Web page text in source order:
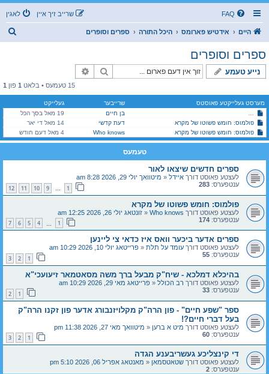
FAQ לאגין שרייב זיך איין
היים אידטיש פארומס היכל התורה ספרים וסופרים
ספרים וסופרים
נייע טעמע זוך
15 טעמעס • בלאט 1 פון 1
מערסט געלייקטע פאוסטס שרייבער
געלייקט
ספר "שפע חיים" - פון הרה"ק מקלויזנבורג אדער פון זקנו הרה"ק בעל דברי חיים?!
בן חיים
19 מאל בסך הכל
פולמוס: חומש פשוטו של מקרא
דעת קדשי
14 מאל די יאר
פולמוס: חומש פשוטו של מקרא
Who knows 4 מאל דעם חודש
טעמעס
ספרים חדשים שיצאו לאור
לעצטע פאוסט דורך איידל « מיטוואך יולי 29, 2026 8:28 am
ענטפערס: 283
1
…
9
10
11
12
פולמוס: חומש פשוטו של מקרא
לעצטע פאוסט דורך Who knows
« זונטאג יולי 26, 2026 12:25 am
ענטפערס: 174
1
4
5
6
7
ספרים אדער ביכער וואס איז כדאי צי ליינען
לעצטע פאוסט דורך עומד על תלת « פרייטאג יולי 10, 2026 10:29 am
ענטפערס: 55
1
2
3
בהיכלא דמלכא - שיח"ק מבעל ברך משה מסאטמאר זיעועכי"א
לעצטע פאוסט דורך רב הכולל « פרייטאג מאי 29, 2026 10:29 am
ענטפערס: 33
1
2
ספר "שפע חיים" - פון הרה"ק מקלויזנבורג אדער פון זקנו הרה"ק
בעל דברי חיים?!
לעצטע פאוסט דורך מיט א ברען « מיטוואך מאי 27, 2026 11:38 pm
ענטפערס: 60
1
2
3
די קינצליכע געשריבענע הגדה
לעצטע פאוסט דורך שטאטסמאן « מאנטאג אפריל 06, 2026 5:10 pm
ענטפערס: 2